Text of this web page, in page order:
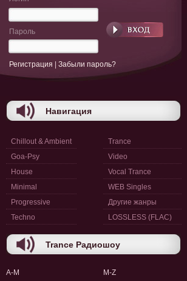
Пароль
Регистрация Забыли пароль?
Навигация
Chillout & Ambient
Goa-Psy
House
Minimal
Progressive
Techno
Trance
Video
Vocal Trance
WEB Singles
Другие жанры
LOSSLESS (FLAC)
Trance Радиошоу
A-M
M-Z